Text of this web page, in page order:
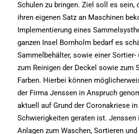
Schulen zu bringen. Ziel soll es sein,
ihren eigenen Satz an Maschinen
Implementierung eines
ganzen Insel Bornholm bedarf es
Sammelbehälter, sowie einer Sortier-
zum Reinigen der Deckel sowie zum
Farben. Hierbei können
der Firma Jenssen in Anspruch
aktuell auf Grund der Coronakriese
Schwierigkeiten geraten ist.
Anlagen zum Waschen, Sortieren